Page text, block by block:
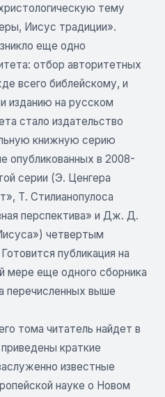
тему
Иисус традиции».
еще одно
отбор авторитетных
всего библейскому, и
изданию на русском
стало издательство
книжную серию
опубликованных в 2008-
серии (Э. Ценгера
Т. Стилианопулоса
перспектива» и Дж. Д.
четвертым
публикация на
мере еще одного сборника
перечисленных выше
тома читатель найдет в
приведены краткие
известные
науке о Новом